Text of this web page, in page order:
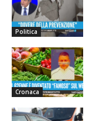
Politica
Cronaca